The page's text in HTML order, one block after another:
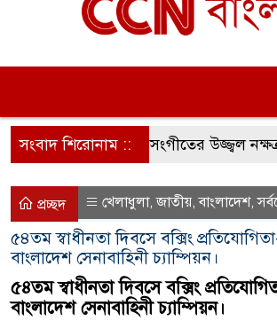
সংবাদ শিরোনাম ::সংগীতের উজ্জ্বল নক্ষত্র
প্রচ্ছদ খেলাধুলা,জাতীয়,বাংলাদেশ,
৫৪তম স্বাধীনতা দিবসে বক্সিং
বাংলাদেশ সেনাবাহিনী চ্যাম্পিয়ন।
৫৪তম স্বাধীনতা দিবসে বক্সিং
বাংলাদেশ সেনাবাহিনী চ্যাম্পিয়ন।